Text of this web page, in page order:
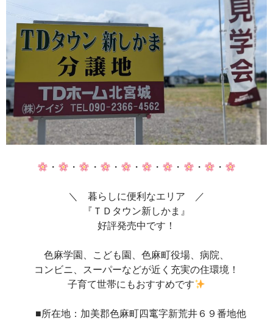
・ ・ ・ ・ ・ ・ ・ ・ ・
＼ 暮らしに便利なエリア ／
『ＴＤタウン新しかま』
好評発売中です！
色麻学園、こども園、色麻町役場、病院、
コンビニ、スーパーなどが近く充実の住環境！
子育て世帯にもおすすめです
■所在地：加美郡色麻町四竃字新荒井６９番地他